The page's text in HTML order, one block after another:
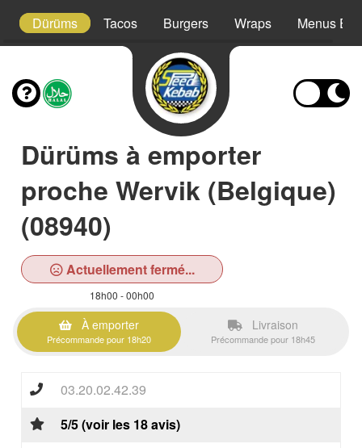
Dürüms Tacos Burgers Wraps Menus
Dürüms à emporter
proche Wervik (Belgique)
(08940)
Actuellement fermé...
18h00 - 00h00
À emporter
Précommande pour 18h20
Livraison
Précommande pour 18h45
03.20.02.42.39
5/5 (voir les 18 avis)